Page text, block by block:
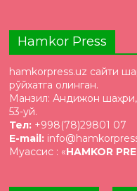
Hamkor Press
hamkorpress.uz сайти
рўйхатга олинган.
Манзил: Андижон
53-уй.
Тел: +998(78)29801 07
E-mail:
Муассис : «HAMKOR